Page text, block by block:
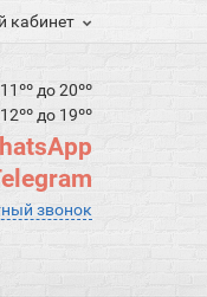
кабинет
до 20ºº
до 19ºº
звонок